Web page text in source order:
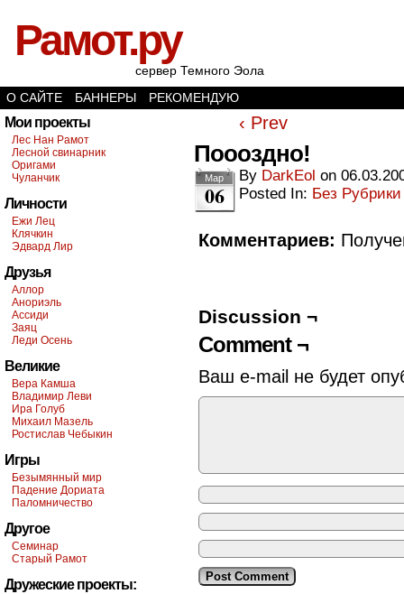
Рамот.ру
сервер Темного Эола
О САЙТЕ
БАННЕРЫ РЕКОМЕНДУЮ
Мои проекты
Лес Нан Рамот
Лесной свинарник
Оригами
Чуланчик
Личности
Ежи Лец
Клячкин
Эдвард Лир
Друзья
Аллор
Анориэль
Ассиди
Заяц
Леди Осень
Великие
Вера Камша
Владимир Леви
Ира Голуб
Михаил Мазель
Ростислав Чебыкин
Игры
Безымянный мир
Падение Дориата
Паломничество
Другое
Семинар
Старый Рамот
Дружеские проекты:
‹ Prev
Поооздно!
Мар
06
By DarkEol on
Posted In: Без Рубрики
Комментариев:
Discussion ¬
Comment ¬
Ваш e-mail не будет